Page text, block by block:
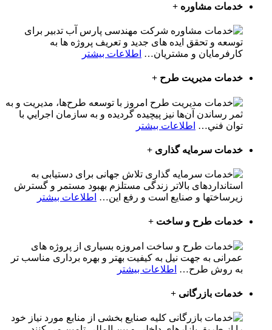
خدمات مشاوره +
شرکت مهندسی پارس آب تدبیر برای
توسعه و تحقق ایده های جدید و تعریف پروژه ها به
کارفرمایان و مشتریان… اطلاعات بیشتر
خدمات مدیریت طرح +
امروز با توسعه طرح‌ها، مديريت و به
ثمر رساندن آن‌ها نيز پيچيده گردیده و به سازمان اجرايي با
توان فني… اطلاعات بیشتر
خدمات سرمایه گذاری +
تلاش جهانی برای دستیابی به
استانداردهای بالاتر زندگی مستلزم بهبود مستمر و گسترش
زیرساختها و صنایع است و رفع این… اطلاعات بیشتر
خدمات طرح و ساخت +
امروزه بسیاری از پروژه های
عمرانی به جهت نیل به کیفیت بهتر و بهره برداری مناسب تر
به روش طرح… اطلاعات بیشتر
خدمات بازرگانی +
کلیه صنایع بخشی از منابع مورد نیاز خود